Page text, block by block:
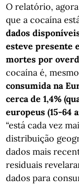
O relatório,
que a cocaína
dados
esteve presente
mortes por
cocaína é,
consumida na
cerca de 1,4%
europeus (15-64
“está cada vez
distribuição
dados mais
residuais
dados para